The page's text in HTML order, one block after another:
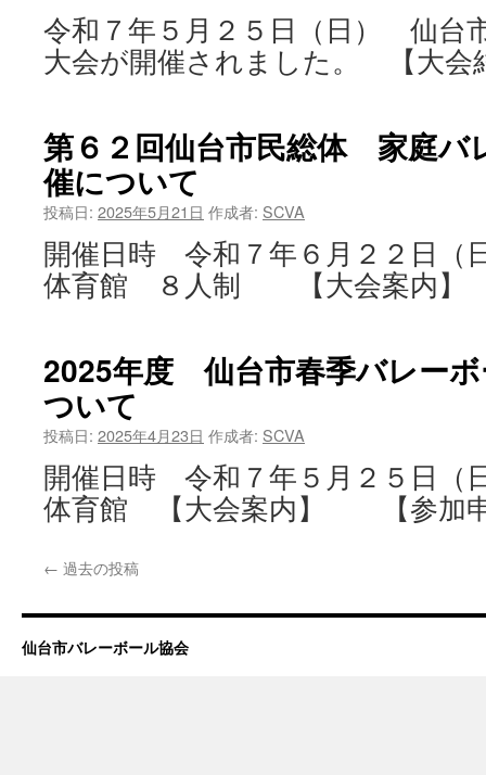
令和７年５月２５日（日） 仙台
大会が開催されました。 【大
第６２回仙台市民総体 家庭バ
催について
投稿日: 2025年5月21日 作成者: SCVA
開催日時 令和７年６月２２日（
体育館 ８人制 【大会案内
2025年度 仙台市春季バレー
ついて
投稿日: 2025年4月23日 作成者: SCVA
開催日時 令和７年５月２５日（
体育館 【大会案内】 【参加
← 過去の投稿
仙台市バレーボール協会